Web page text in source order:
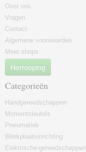
Over ons
Vragen
Contact
Algemene voorwaarden
Meer shops
Herroeping
Categorieën
Handgereedschappen
Momentsleutels
Pneumatiek
Werkplaatsinrichting
Elektrische-gereedschappen